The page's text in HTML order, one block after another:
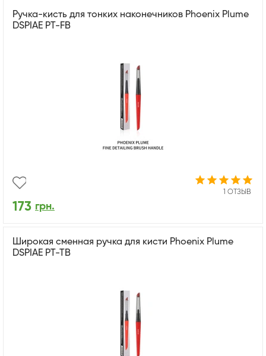
Ручка-кисть для тонких наконечников Phoenix Plume
DSPIAE PT-FB
1 ОТЗЫВ
173 грн.
Широкая сменная ручка для кисти Phoenix Plume
DSPIAE PT-TB